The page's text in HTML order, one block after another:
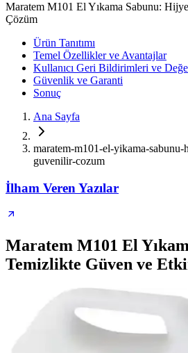
Maratem M101 El Yıkama Sabunu:
Çözüm
Ürün Tanıtımı
Temel Özellikler ve Avantajlar
Kullanıcı Geri Bildirimleri ve
Güvenlik ve Garanti
Sonuç
Ana Sayfa
maratem-m101-el-yikama-
guvenilir-cozum
İlham Veren Yazılar
Maratem M101 El
Temizlikte Güven ve